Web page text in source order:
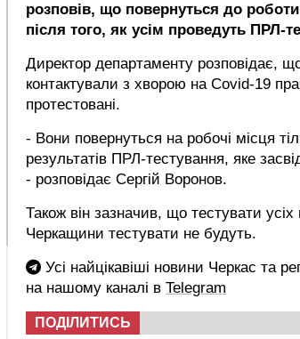
розповів, що повернуться до
після того, як усім проведуть ПРЛ-
Директор департаменту розповідає,
контактували з хворою на Covid-19
протестовані.
- Вони повернуться на робочі місця
результатів ПРЛ-тестування, яке
- розповідає Сергій Воронов.
Також він зазначив, що тестувати усіх
Черкащини тестувати не будуть.
Усі найцікавіші новини Черкас та
на нашому каналі в Telegram
ПОДІЛИТИСЬ